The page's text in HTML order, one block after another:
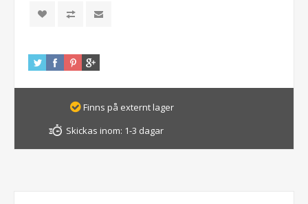
Finns på externt lager
Skickas inom: 1-3 dagar